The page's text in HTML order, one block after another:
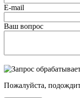
E-mail
Ваш вопрос
Пожалуйста,